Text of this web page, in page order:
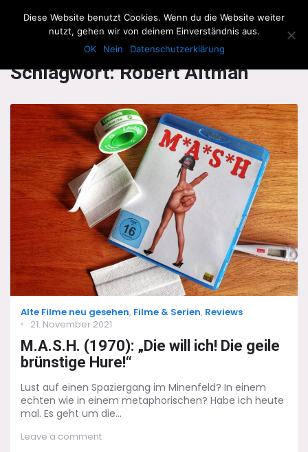
The Howling Men
Schlagwort:Robert Altman
Categories
Alte Filme neu gesehen, Filme & Serien, Reviews
Posted
21. November 2021
M.A.S.H. (1970): „Die will ich! Die geile
brünstige Hure!“
Lust auf einen Spaziergang im Minenfeld? In einem
echten wie in einem metaphorischen? Habe ich heute
mal. Es geht um die...
Leave a commenton
Diese Website benutzt Cookies. Wenn du die Website weiter
nutzt, gehen wir von deinem Einverständnis aus.
OK
Nein Datenschutzerklärung